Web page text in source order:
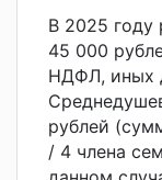
В 2025 году
45 000
НДФЛ, иных
рублей
/ 4 члена